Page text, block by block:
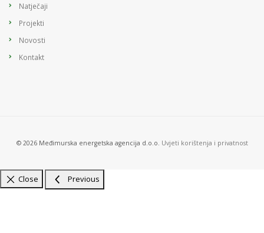
Natječaji
Projekti
Novosti
Kontakt
© 2026 Međimurska energetska agencija d.o.o. Uvjeti korištenja i privatnost
Close Previous